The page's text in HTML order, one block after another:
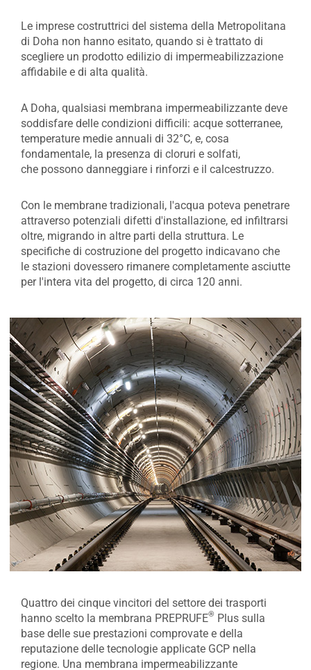
Le imprese costruttrici del sistema della Metropolitana
di Doha non hanno esitato, quando si è trattato di
scegliere un prodotto edilizio di impermeabilizzazione
affidabile e di alta qualità.
A Doha, qualsiasi membrana impermeabilizzante deve
soddisfare delle condizioni difficili: acque sotterranee,
temperature medie annuali di 32°C, e, cosa
fondamentale, la presenza di cloruri e solfati,
che possono danneggiare i rinforzi e il calcestruzzo.
Con le membrane tradizionali, l'acqua poteva penetrare
attraverso potenziali difetti d'installazione, ed infiltrarsi
oltre, migrando in altre parti della struttura. Le
specifiche di costruzione del progetto indicavano che
le stazioni dovessero rimanere completamente asciutte
per l'intera vita del progetto, di circa 120 anni.
Quattro dei cinque vincitori del settore dei trasporti
hanno scelto la membrana PREPRUFE® Plus sulla
base delle sue prestazioni comprovate e della
reputazione delle tecnologie applicate GCP nella
regione. Una membrana impermeabilizzante